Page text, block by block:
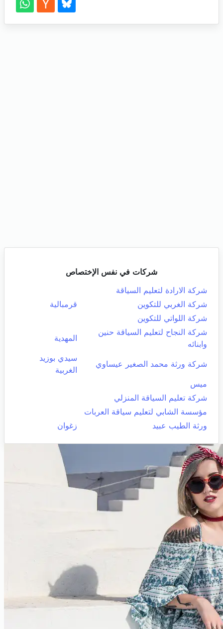
شركات في نفس الإختصاص
شركة الارادة لتعليم السياقة
شركة الغربي للتكوين
قرمبالية
شركة اللواتي للتكوين
شركة النجاح لتعليم السياقة حنين
وابنائه
المهدية
شركة ورثة محمد الصغير عيساوي
سيدي بوزيد
الغربية
ميس
شركة تعليم السياقة المنزلي
مؤسسة الشابي لتعليم سياقة العربات
ورثة الطيب عبيد
زغوان